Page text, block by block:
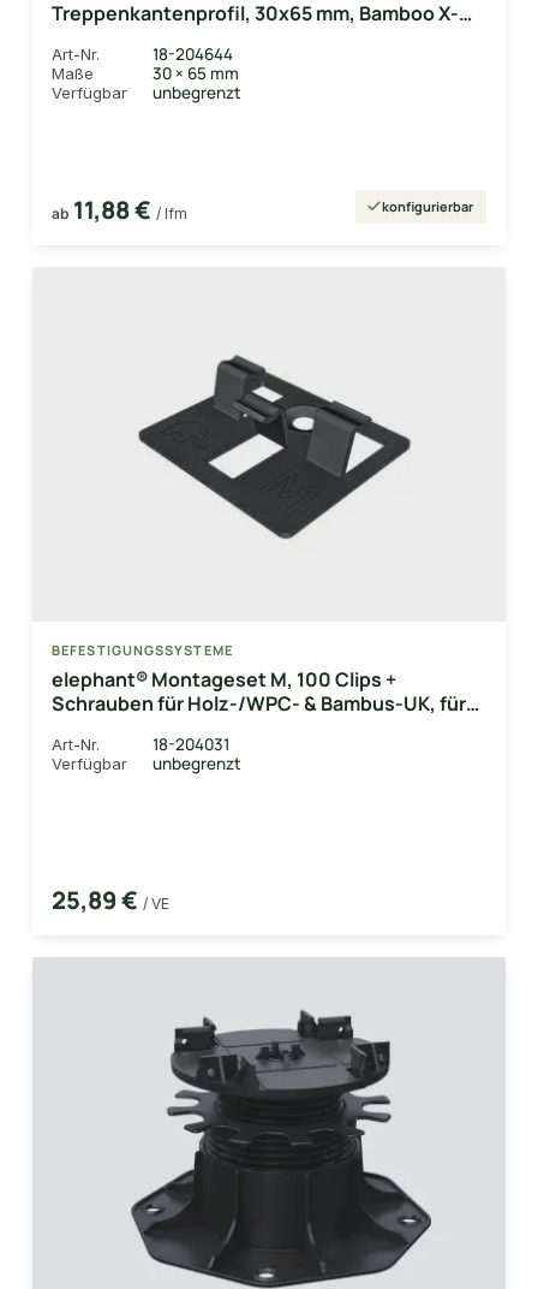
Treppenkantenprofil, 30x65 mm, Bamboo X-
Art-Nr. 18-204644
Maße 30 × 65 mm
Verfügbar unbegrenzt
ab 11,88 € / lfm konfigurierbar
BEFESTIGUNGSSYSTEME
elephant® Montageset M, 100 Clips +
Schrauben für Holz-/WPC- & Bambus-UK, für
Art-Nr. 18-204031
Verfügbar unbegrenzt
25,89 € / VE